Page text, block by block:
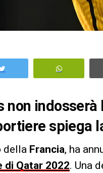
indosserà
spiega
della Francia, ha
di Qatar 2022. Una